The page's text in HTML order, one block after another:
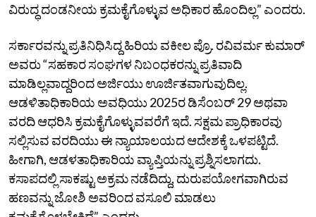
ವಿರುದ್ಧ ದಂಡನೀಯ ಕ್ರಮಕೈಗೊಳ್ಳುವ ಅಧಿಕಾರ ಹೊಂದಿಲ್ಲ” ಎಂದರು.
ಸರ್ಕಾರವನ್ನು ಪ್ರತಿನಿಧಿಸಿದ್ದ ಹಿರಿಯ ವಕೀಲ ಪ್ರೊ. ರವಿವರ್ಮ ಕುಮಾರ್‌
ಅವರು “ಸಹಕಾರ ಸಂಘಗಳ ನಿಬಂಧಕರನ್ನು ಪ್ರತಿವಾದಿ
ಮಾಡಿಲ್ಲವಾದ್ದರಿಂದ ಅರ್ಜಿಯು ಊರ್ಜಿತವಾಗುವುದಿಲ್ಲ.
ಆಡಳಿತಾಧಿಕಾರಿಯ ಅವಧಿಯು 2025ರ ಡಿಸೆಂಬರ್‌ 29 ಅಥವಾ
ವರದಿ ಆಧರಿಸಿ ಕ್ರಮಕೈಗೊಳ್ಳುವವರೆಗೆ ಇದೆ. ಸಕ್ಷಮ ಪ್ರಾಧಿಕಾರವು
ಸಲ್ಲಿಸುವ ವರದಿಯು ಈ ನ್ಯಾಯಾಲಯದ ಆದೇಶಕ್ಕೆ ಒಳಪಟ್ಟಿದೆ.
ಹೀಗಾಗಿ, ಆಡಳತಾಧಿಕಾರಿಯ ವ್ಯಾಪ್ತಿಯನ್ನು ಪ್ರಶ್ನಿಸಲಾಗದು.
ಕಸಾಪದಲ್ಲಿ ಸಾಕಷ್ಟು ಅಕ್ರಮ ನಡೆದಿದ್ದು, ದುರುಪಯೋಗವಾಗಿರುವ
ಹಣವನ್ನು ಜೋಶಿ ಅವರಿಂದ ವಸೂಲಿ ಮಾಡಲು